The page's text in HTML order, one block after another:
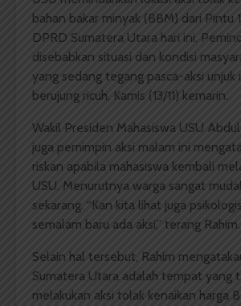
bahan bakar minyak (BBM) dari Pintu
DPRD Sumatera Utara hari ini.
disebabkan situasi dan kondisi
yang sedang tegang pasca-aksi unjuk
berujung ricuh, Kamis (13/11) kemarin.
Wakil Presiden Mahasiswa USU
juga pemimpin aksi malam ini
riskan apabila mahasiswa kembali
USU. Menurutnya warga sangat
sekarang. “Kan kita lihat juga
semalam baru ada aksi,” terang Rahim.
Selain hal tersebut, Rahim
Sumatera Utara adalah tempat yang
melakukan aksi tolak kenaikan harga